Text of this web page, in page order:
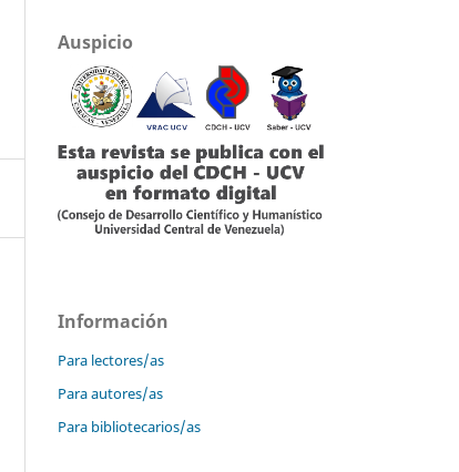
Auspicio
Información
Para lectores/as
Para autores/as
Para bibliotecarios/as